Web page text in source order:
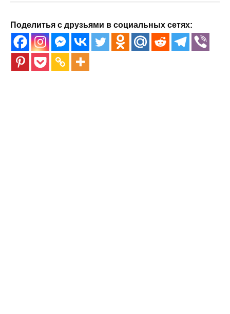
Поделитья с друзьями в социальных сетях: